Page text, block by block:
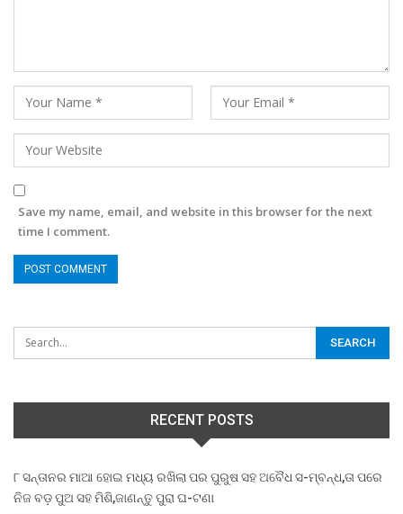
Save my name, email, and website in this browser for the next
time I comment.
RECENT POSTS
୮ ସନ୍ତାନର ମାଆ ହୋଇ ମଧ୍ୟ ରଖିଲା ପର ପୁରୁଷ ସହ ଅବୈଧ ସ-ମ୍ବନ୍ଧ,ତା ପରେ
ନିଜ ବଡ଼ ପୁଅ ସହ ମିଶି,ଜାଣନ୍ତୁ ପୁରା ଘ-ଟଣା